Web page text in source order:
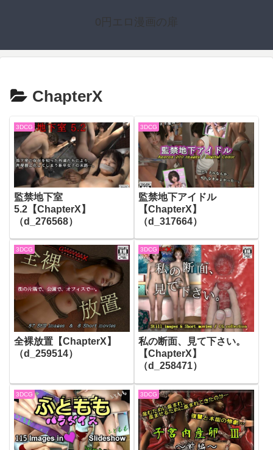
0円エロ漫画の扉
ChapterX
3DCG
監禁地下室
5.2【ChapterX】
（d_276568）
3DCG
監禁地下アイドル
【ChapterX】
（d_317664）
3DCG
全裸放置【ChapterX】
（d_259514）
3DCG
私の断面、見て下さい。
【ChapterX】
（d_258471）
3DCG 3DCG